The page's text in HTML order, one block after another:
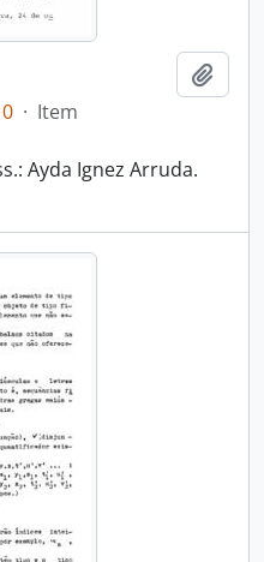
· Item
Ayda Ignez Arruda.